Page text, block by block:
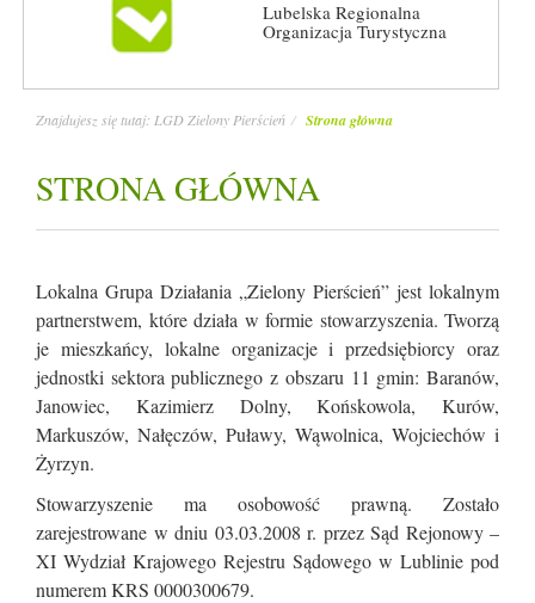
Lubelska Regionalna
Organizacja Turystyczna
Znajdujesz się tutaj: LGD Zielony Pierścień Strona główna
STRONA GŁÓWNA
Lokalna Grupa Działania „Zielony Pierścień” jest lokalnym
partnerstwem, które działa w formie stowarzyszenia. Tworzą
je mieszkańcy, lokalne organizacje i przedsiębiorcy oraz
jednostki sektora publicznego z obszaru 11 gmin: Baranów,
Janowiec, Kazimierz Dolny, Końskowola, Kurów,
Markuszów, Nałęczów, Puławy, Wąwolnica, Wojciechów i
Żyrzyn.
Stowarzyszenie ma osobowość prawną. Zostało
zarejestrowane w dniu 03.03.2008 r. przez Sąd Rejonowy –
XI Wydział Krajowego Rejestru Sądowego w Lublinie pod
numerem KRS 0000300679.